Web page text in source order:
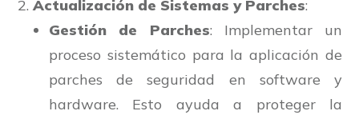
Actualización de Sistemas y Parches:
Gestión de Parches: Implementar un
proceso sistemático para la aplicación de
parches de seguridad en software y
hardware. Esto ayuda a proteger la